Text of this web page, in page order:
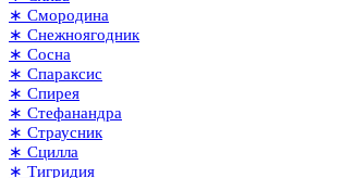
∗ Смородина
∗ Снежноягодник
∗ Сосна
∗ Спараксис
∗ Спирея
∗ Стефанандра
∗ Страусник
∗ Сцилла
∗ Тигридия